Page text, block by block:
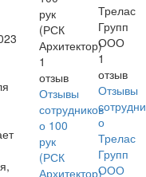
рук
(РСК
Архитектор)
1
отзыв
Отзывы
сотрудников
о 100
рук
(РСК
Архитектор)
Трелас
Групп
ООО
1
отзыв
Отзывы
о
Трелас
Групп
ООО